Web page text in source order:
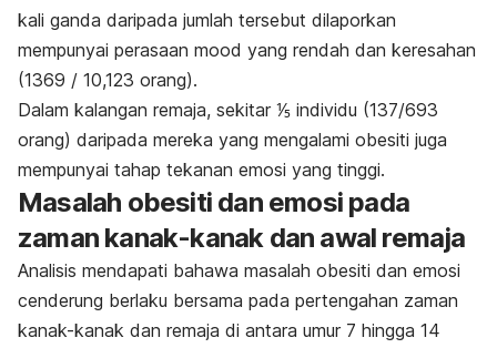
kali ganda daripada jumlah tersebut dilaporkan
mempunyai perasaan mood yang rendah dan keresahan
(1369 / 10,123 orang).
Dalam kalangan remaja, sekitar ⅕ individu (137/693
orang) daripada mereka yang mengalami obesiti juga
mempunyai tahap tekanan emosi yang tinggi.
Masalah obesiti dan emosi pada
zaman kanak-kanak dan awal remaja
Analisis mendapati bahawa masalah obesiti dan emosi
cenderung berlaku bersama pada pertengahan zaman
kanak-kanak dan remaja di antara umur 7 hingga 14